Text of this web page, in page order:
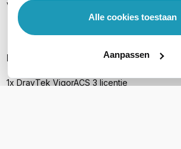
Alle cookies toestaan
Aanpassen
VigorAP 920R, VigorAP 960C, VigorAP 1060C
Inhoud verpakking
1x DrayTek VigorACS 3 licentie